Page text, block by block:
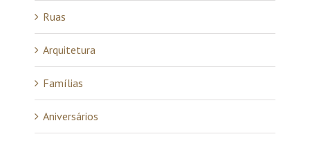
Ruas
Arquitetura
Famílias
Aniversários